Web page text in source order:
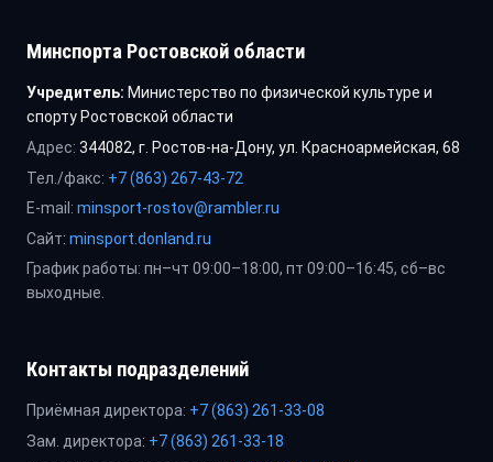
Минспорта Ростовской области
Учредитель: Министерство по физической культуре и
спорту Ростовской области
Адрес: 344082, г. Ростов-на-Дону, ул. Красноармейская, 68
Тел./факс: +7 (863) 267-43-72
E-mail: minsport-rostov@rambler.ru
Сайт: minsport.donland.ru
График работы: пн–чт 09:00–18:00, пт 09:00–16:45, сб–вс
выходные.
Контакты подразделений
Приёмная директора: +7 (863) 261-33-08
Зам. директора: +7 (863) 261-33-18